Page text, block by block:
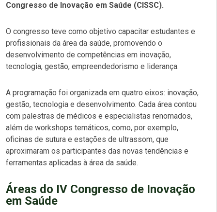
Congresso de Inovação em Saúde (CISSC).
O congresso teve como objetivo capacitar estudantes e
profissionais da área da saúde, promovendo o
desenvolvimento de competências em inovação,
tecnologia, gestão, empreendedorismo e liderança.
A programação foi organizada em quatro eixos: inovação,
gestão, tecnologia e desenvolvimento. Cada área contou
com palestras de médicos e especialistas renomados,
além de workshops temáticos, como, por exemplo,
oficinas de sutura e estações de ultrassom, que
aproximaram os participantes das novas tendências e
ferramentas aplicadas à área da saúde.
Áreas do IV Congresso de Inovação
em Saúde